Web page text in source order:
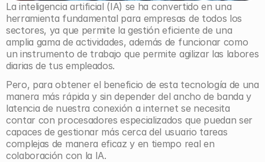
La inteligencia artificial (IA) se ha convertido en una
herramienta fundamental para empresas de todos los
sectores, ya que permite la gestión eficiente de una
amplia gama de actividades, además de funcionar como
un instrumento de trabajo que permite agilizar las labores
diarias de tus empleados.
Pero, para obtener el beneficio de esta tecnología de una
manera más rápida y sin depender del ancho de banda y
latencia de nuestra conexión a internet se necesita
contar con procesadores especializados que puedan ser
capaces de gestionar más cerca del usuario tareas
complejas de manera eficaz y en tiempo real en
colaboración con la IA.